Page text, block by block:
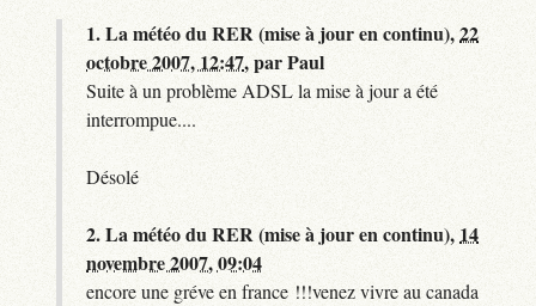
1.La météo du RER (mise à jour en continu),22
octobre 2007, 12:47,parPaul
Suite à un problème ADSL la mise à jour a été
interrompue....
Désolé
2.La météo du RER (mise à jour en continu), 14
novembre 2007, 09:04
encore une gréve en france !!!venez vivre au canada